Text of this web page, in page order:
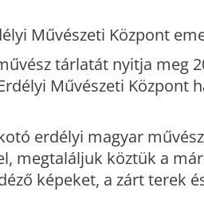
Művészeti Központ
tárlatát nyitja meg
Művészeti
erdélyi magyar
megtaláljuk köztük a
képeket, a zárt terek